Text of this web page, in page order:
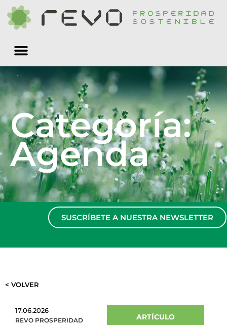
Categoría:
Agenda
SUSCRÍBETE A NUESTRA NEWSLETTER
< VOLVER
17.06.2026
REVO PROSPERIDAD
ARTÍCULO